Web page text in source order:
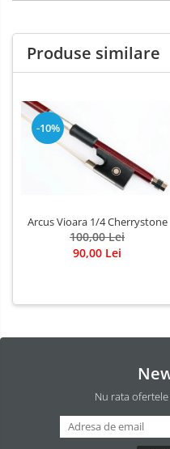
Produse similare
-10%
Arcus Vioara 1/4 Cherrystone
100,00 Lei
90,00 Lei
Nu rata